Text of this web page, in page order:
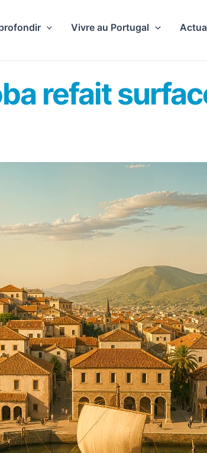
Vivre au Portugal
refait